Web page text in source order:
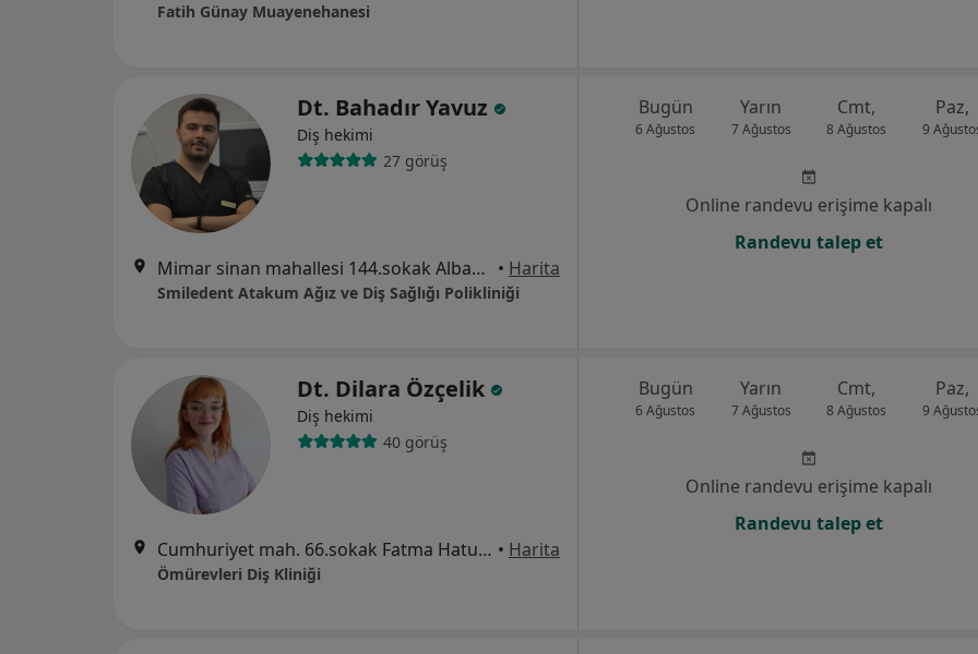
Fatih Günay Muayenehanesi
Dt. Bahadır Yavuz
Diş hekimi
27 görüş
Mimar sinan mahallesi 144.sokak Albayrak apartmanı A blok kat:1 daire:2 Atakum/Samsun, Samsun • Harita
Smiledent Atakum Ağız ve Diş Sağlığı Polikliniği
Bugün
6 Ağustos
Yarın
7 Ağustos
Cmt,
8 Ağustos
Paz,
9
Online randevu erişime kapalı
Randevu talep et
Dt. Dilara Özçelik
Diş hekimi
40 görüş
Cumhuriyet mah. 66.sokak Fatma Hatun Evleri No:2B Kat:4 Daire:10, Atakum/Samsun, Atakum • Harita
Ömürevleri Diş Kliniği
Bugün
6 Ağustos
Yarın
7 Ağustos
Cmt,
8 Ağustos
Paz,
9
Online randevu erişime kapalı
Randevu talep et